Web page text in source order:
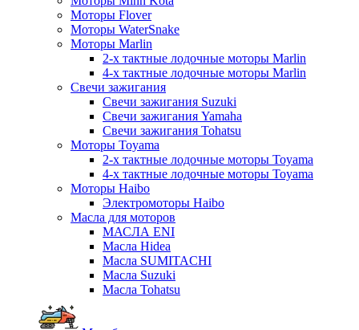
Моторы Flover
Моторы WaterSnake
Моторы Marlin
2-х тактные лодочные моторы Marlin
4-х тактные лодочные моторы Marlin
Свечи зажигания
Свечи зажигания Suzuki
Свечи зажигания Yamaha
Свечи зажигания Tohatsu
Моторы Toyama
2-х тактные лодочные моторы Toyama
4-х тактные лодочные моторы Toyama
Моторы Haibo
Электромоторы Haibo
Масла для моторов
МАСЛА ENI
Масла Hidea
Масла SUMITACHI
Масла Suzuki
Масла Tohatsu